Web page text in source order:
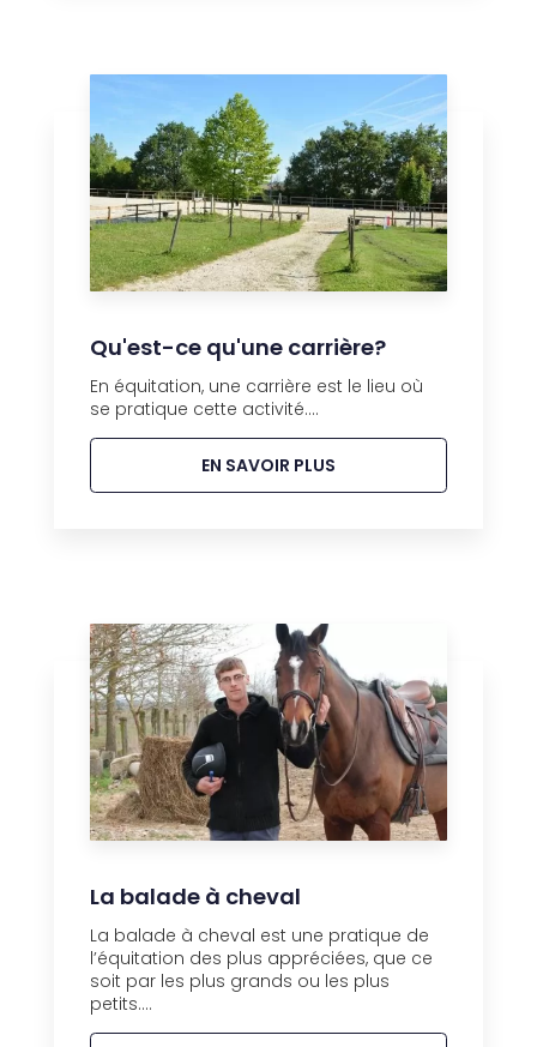
Qu'est-ce qu'une carrière?
En équitation, une carrière est le lieu où
se pratique cette activité....
EN SAVOIR PLUS
La balade à cheval
La balade à cheval est une pratique de
l’équitation des plus appréciées, que ce
soit par les plus grands ou les plus
petits....